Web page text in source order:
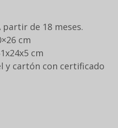
partir de 18 meses.
cm
cm
y cartón con certificado